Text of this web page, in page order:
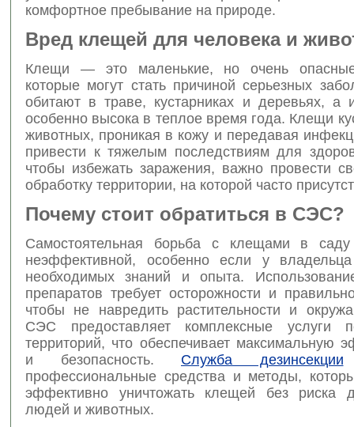
комфортное пребывание на природе.
Вред клещей для человека и
Клещи — это маленькие, но очень
которые могут стать причиной серьезных
обитают в траве, кустарниках и деревьях, а
особенно высока в теплое время года. Клещи
животных, проникая в кожу и передавая
привести к тяжелым последствиям для
чтобы избежать заражения, важно провести
обработку территории, на которой часто
Почему стоит обратиться в СЭС?
Самостоятельная борьба с клещами в
неэффективной, особенно если у
необходимых знаний и опыта.
препаратов требует осторожности и
чтобы не навредить растительности и
СЭС предоставляет комплексные услуги
территорий, что обеспечивает максимальную
и безопасность. Служба дезинсекции
профессиональные средства и методы,
эффективно уничтожать клещей без риска
людей и животных.